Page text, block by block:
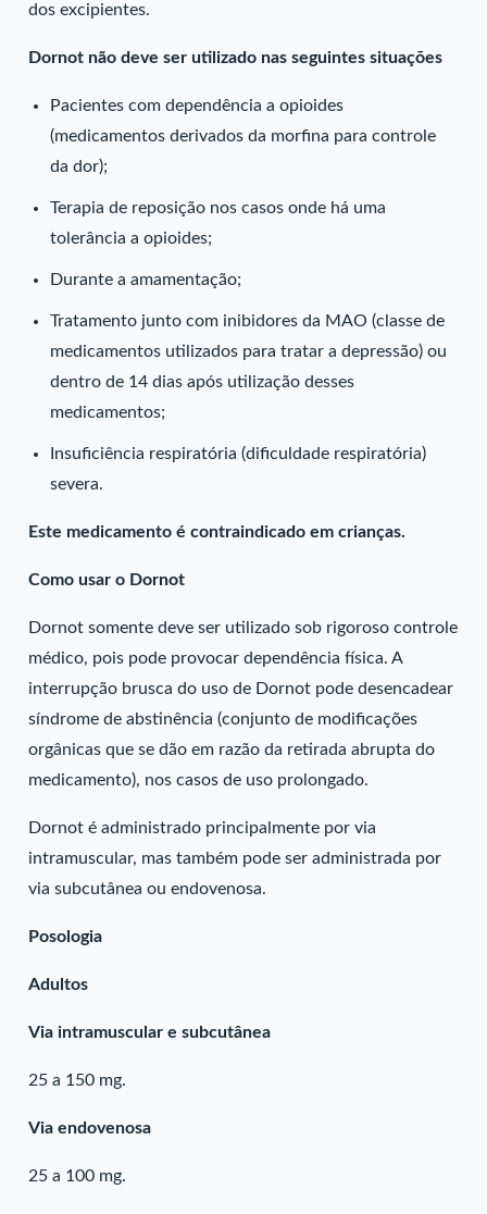
dos excipientes.
Dornot não deve ser utilizado nas seguintes situações
Pacientes com dependência a opioides
(medicamentos derivados da morfina para controle
da dor);
Terapia de reposição nos casos onde há uma
tolerância a opioides;
Durante a amamentação;
Tratamento junto com inibidores da MAO (classe de
medicamentos utilizados para tratar a depressão) ou
dentro de 14 dias após utilização desses
medicamentos;
Insuficiência respiratória (dificuldade respiratória)
severa.
Este medicamento é contraindicado em crianças.
Como usar o Dornot
Dornot somente deve ser utilizado sob rigoroso controle
médico, pois pode provocar dependência física. A
interrupção brusca do uso de Dornot pode desencadear
síndrome de abstinência (conjunto de modificações
orgânicas que se dão em razão da retirada abrupta do
medicamento), nos casos de uso prolongado.
Dornot é administrado principalmente por via
intramuscular, mas também pode ser administrada por
via subcutânea ou endovenosa.
Posologia
Adultos
Via intramuscular e subcutânea
25 a 150 mg.
Via endovenosa
25 a 100 mg.